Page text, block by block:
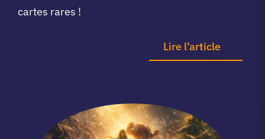
cartes rares !
Lire l’article